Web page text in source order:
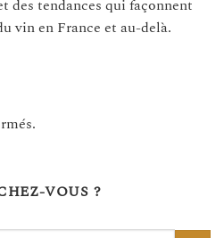
des tendances qui façonnent
vin en France et au-delà.
VOUS ?